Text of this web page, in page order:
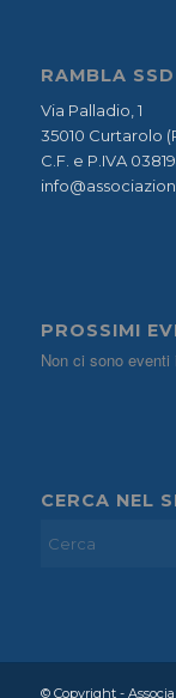
RAMBLA
Via Palladio, 1
35010 Curtarolo
C.F. e P.IVA
PROSSIMI
Non ci sono eventi
CERCA NEL
© Copyright -